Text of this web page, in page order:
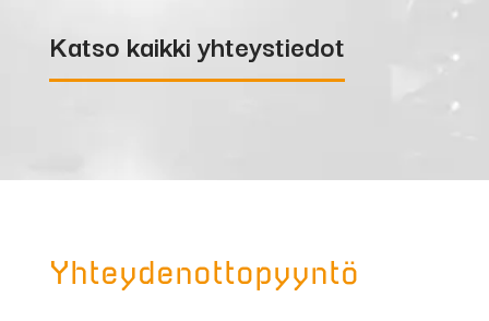
Katso kaikki yhteystiedot
Yhteydenottopyyntö